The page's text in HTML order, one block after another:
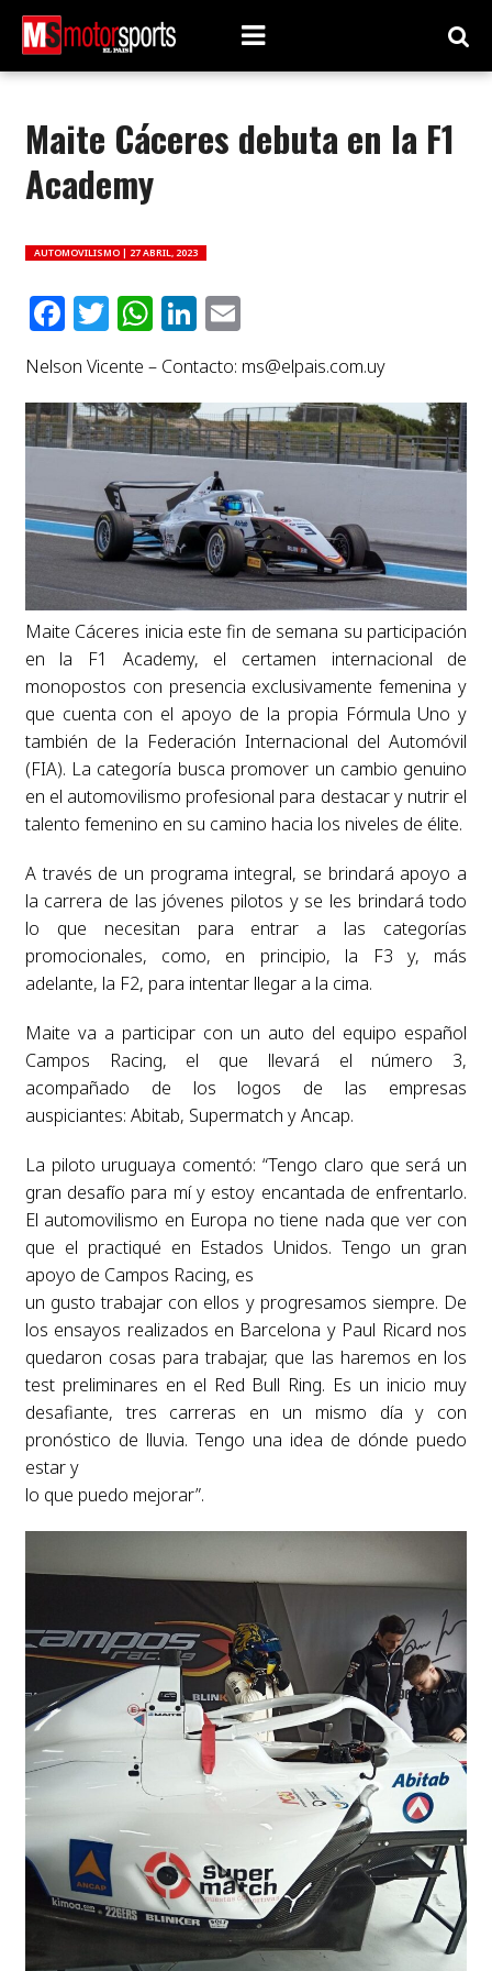
Maite Cáceres debuta en la F1
Academy
AUTOMOVILISMO | 27 ABRIL, 2023
Facebook
Twitter
WhatsApp
LinkedIn
Email
Nelson Vicente – Contacto: ms@elpais.com.uy
Maite Cáceres inicia este fin de semana su participación
en la F1 Academy, el certamen internacional de
monopostos con presencia exclusivamente femenina y
que cuenta con el apoyo de la propia Fórmula Uno y
también de la Federación Internacional del Automóvil
(FIA). La categoría busca promover un cambio genuino
en el automovilismo profesional para destacar y nutrir el
talento femenino en su camino hacia los niveles de élite.
A través de un programa integral, se brindará apoyo a
la carrera de las jóvenes pilotos y se les brindará todo
lo que necesitan para entrar a las categorías
promocionales, como, en principio, la F3 y, más
adelante, la F2, para intentar llegar a la cima.
Maite va a participar con un auto del equipo español
Campos Racing, el que llevará el número 3,
acompañado de los logos de las empresas
auspiciantes: Abitab, Supermatch y Ancap.
La piloto uruguaya comentó: “Tengo claro que será un
gran desafío para mí y estoy encantada de enfrentarlo.
El automovilismo en Europa no tiene nada que ver con
que el practiqué en Estados Unidos. Tengo un gran
apoyo de Campos Racing, es
un gusto trabajar con ellos y progresamos siempre. De
los ensayos realizados en Barcelona y Paul Ricard nos
quedaron cosas para trabajar, que las haremos en los
test preliminares en el Red Bull Ring. Es un inicio muy
desafiante, tres carreras en un mismo día y con
pronóstico de lluvia. Tengo una idea de dónde puedo
estar y
lo que puedo mejorar”.